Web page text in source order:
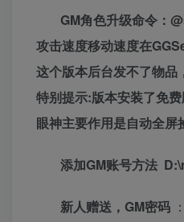
GM角色升级命令：
攻击速度移动速度在
这个版本后台发不了物品
特别提示:版本安装了免
眼神主要作用是自动全屏
添加GM账号方法
新人赠送，GM密码